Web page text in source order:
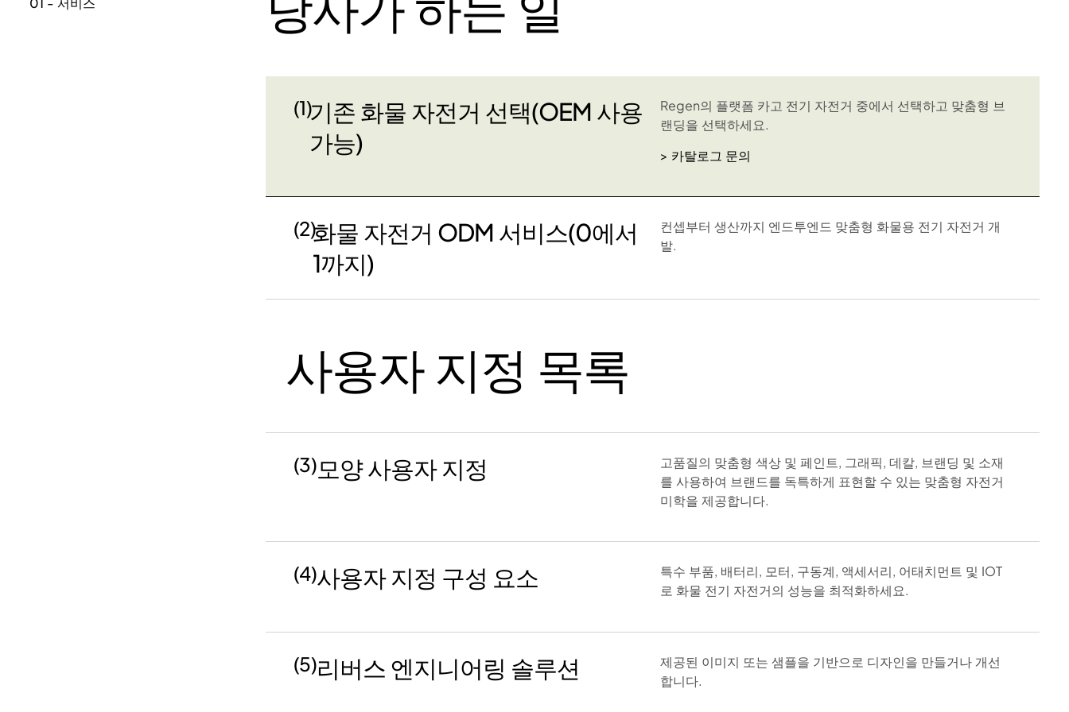
(1)기존 화물 자전거 선택(OEM 사용
가능)
Regen의 플랫폼 카고 전기 자전거 중에서 선택하고 맞춤형 브
랜딩을 선택하세요.
> 카탈로그 문의
사용자 지정 목록
(3)모양 사용자 지정
고품질의 맞춤형 색상 및 페인트, 그래픽, 데칼, 브랜딩 및 소재
를 사용하여 브랜드를 독특하게 표현할 수 있는 맞춤형 자전거
미학을 제공합니다.
(4)사용자 지정 구성 요소
특수 부품, 배터리, 모터, 구동계, 액세서리, 어태치먼트 및 IOT
로 화물 전기 자전거의 성능을 최적화하세요.
(2)화물 자전거 ODM 서비스(0에서
1까지)
컨셉부터 생산까지 엔드투엔드 맞춤형 화물용 전기 자전거 개
발.
(5)리버스 엔지니어링 솔루션
제공된 이미지 또는 샘플을 기반으로 디자인을 만들거나 개선
합니다.